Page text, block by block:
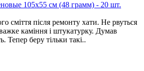
105х55 см (48 грамм) - 20 шт.
сміття після ремонту хати. Не рвуться
каміння і штукатурку. Думав
Тепер беру тільки такі..